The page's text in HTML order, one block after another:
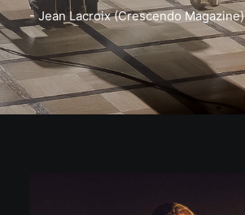
- Jean Lacroix (Crescendo Magazine)